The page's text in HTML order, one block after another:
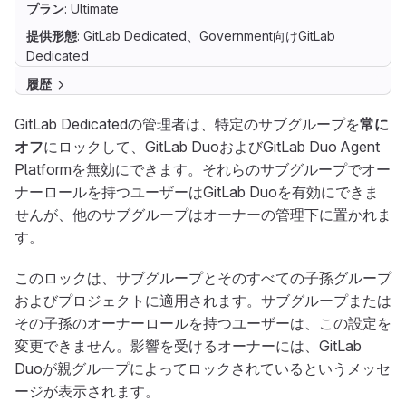
プラン: Ultimate
提供形態: GitLab Dedicated、Government向けGitLab
Dedicated
履歴
GitLab Dedicatedの管理者は、特定のサブグループを常に
オフにロックして、GitLab DuoおよびGitLab Duo Agent
Platformを無効にできます。それらのサブグループでオー
ナーロールを持つユーザーはGitLab Duoを有効にできま
せんが、他のサブグループはオーナーの管理下に置かれま
す。
このロックは、サブグループとそのすべての子孫グループ
およびプロジェクトに適用されます。サブグループまたは
その子孫のオーナーロールを持つユーザーは、この設定を
変更できません。影響を受けるオーナーには、GitLab
Duoが親グループによってロックされているというメッセ
ージが表示されます。